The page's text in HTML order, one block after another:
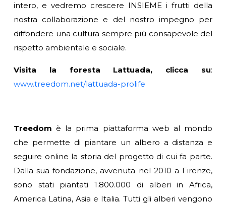
intero, e vedremo crescere INSIEME i frutti della
nostra collaborazione e del nostro impegno per
diffondere una cultura sempre più consapevole del
rispetto ambientale e sociale.
Visita la foresta Lattuada, clicca su:
www.treedom.net/lattuada-prolife
Treedom è la prima piattaforma web al mondo
che permette di piantare un albero a distanza e
seguire online la storia del progetto di cui fa parte.
Dalla sua fondazione, avvenuta nel 2010 a Firenze,
sono stati piantati 1.800.000 di alberi in Africa,
America Latina, Asia e Italia. Tutti gli alberi vengono